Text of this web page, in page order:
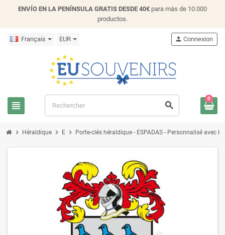
ENVÍO EN LA PENÍNSULA GRATIS DESDE 40€ para más de 10.000
productos.
Français EUR
view_headline search
person Connexion
0
chevron_right Héraldique chevron_right E chevron_right Porte-clés héraldique - ESPADAS - Personnalisé avec